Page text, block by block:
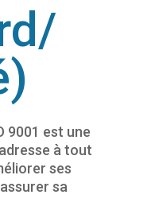
9001 est une
à tout
ses
sa